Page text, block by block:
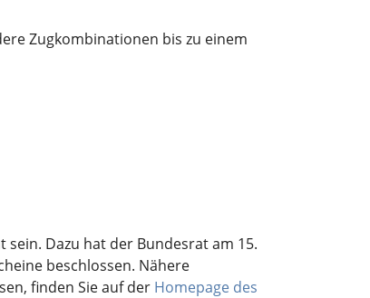
Zugkombinationen bis zu einem
sein. Dazu hat der Bundesrat am 15.
beschlossen. Nähere
finden Sie auf der Homepage des